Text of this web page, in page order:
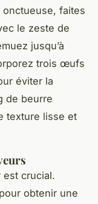
onctueuse, faites
le zeste de
jusqu’à
trois œufs
éviter la
de beurre
texture lisse et
est crucial.
obtenir une